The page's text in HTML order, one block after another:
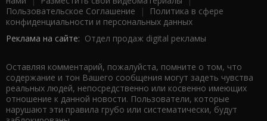
Пользовательское Соглашение |
Политика в сфере
конфиденциальности и персональных данных
Реклама на сайте: Отдел продаж digital рекламы
Оставляя комментарий, пожалуйста, помните о том, что
содержание и тон Вашего сообщения могут задеть чувства
реальных людей, непосредственно или косвенно имеющих
отношение к данной новости. Пользователи, которые
нарушают эти правила грубо или систематически, будут